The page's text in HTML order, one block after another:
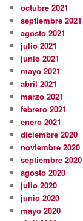
octubre 2021
septiembre 2021
agosto 2021
julio 2021
junio 2021
mayo 2021
abril 2021
marzo 2021
febrero 2021
enero 2021
diciembre 2020
noviembre 2020
septiembre 2020
agosto 2020
julio 2020
junio 2020
mayo 2020